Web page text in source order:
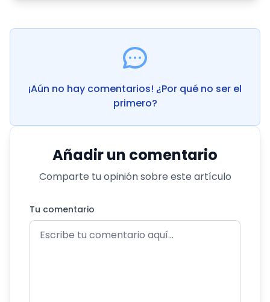
¡Aún no hay comentarios! ¿Por qué no ser el
primero?
Añadir un comentario
Comparte tu opinión sobre este artículo
Tu comentario